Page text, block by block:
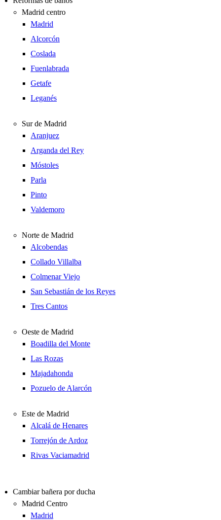
Madrid centro
Madrid
Alcorcón
Coslada
Fuenlabrada
Getafe
Leganés
Sur de Madrid
Aranjuez
Arganda del Rey
Móstoles
Parla
Pinto
Valdemoro
Norte de Madrid
Alcobendas
Collado Villalba
Colmenar Viejo
San Sebastián de los Reyes
Tres Cantos
Oeste de Madrid
Boadilla del Monte
Las Rozas
Majadahonda
Pozuelo de Alarcón
Este de Madrid
Alcalá de Henares
Torrejón de Ardoz
Rivas Vaciamadrid
Cambiar bañera por ducha
Madrid Centro
Madrid